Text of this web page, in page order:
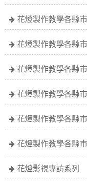
花燈製作教學各縣
花燈製作教學各縣
花燈製作教學各縣
花燈製作教學各縣
花燈製作教學各縣
花燈製作教學各縣
花燈影視專訪系列